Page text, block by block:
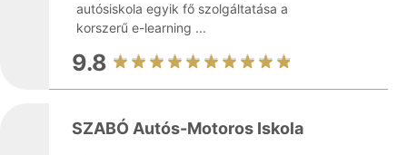
autósiskola egyik fő szolgáltatása a
korszerű e-learning ...
9.8
SZABÓ Autós-Motoros Iskola